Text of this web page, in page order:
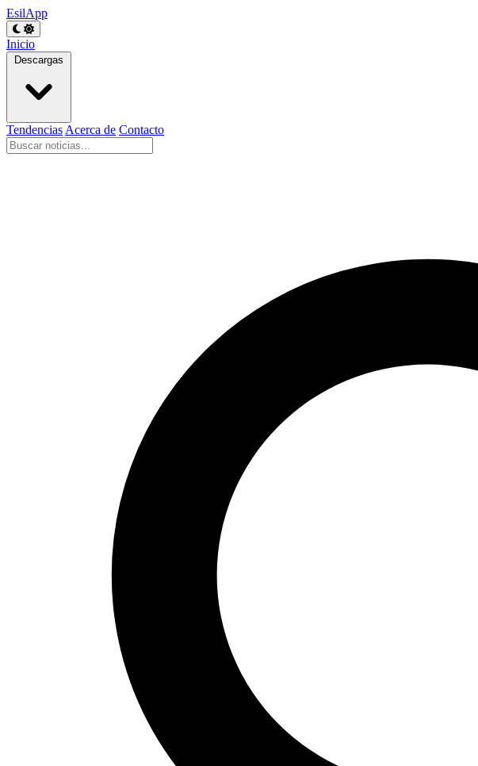
EsilApp
Inicio
Descargas
Tendencias Acerca de Contacto